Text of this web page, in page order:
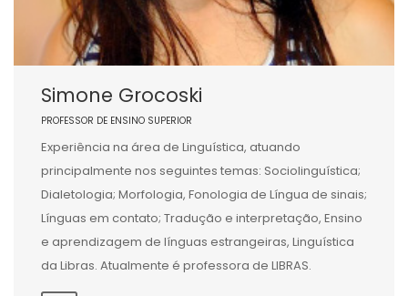
Simone Grocoski
PROFESSOR DE ENSINO SUPERIOR
Experiência na área de Linguística, atuando
principalmente nos seguintes temas: Sociolinguística;
Dialetologia; Morfologia, Fonologia de Língua de sinais;
Línguas em contato; Tradução e interpretação, Ensino
e aprendizagem de línguas estrangeiras, Linguística
da Libras. Atualmente é professora de LIBRAS.